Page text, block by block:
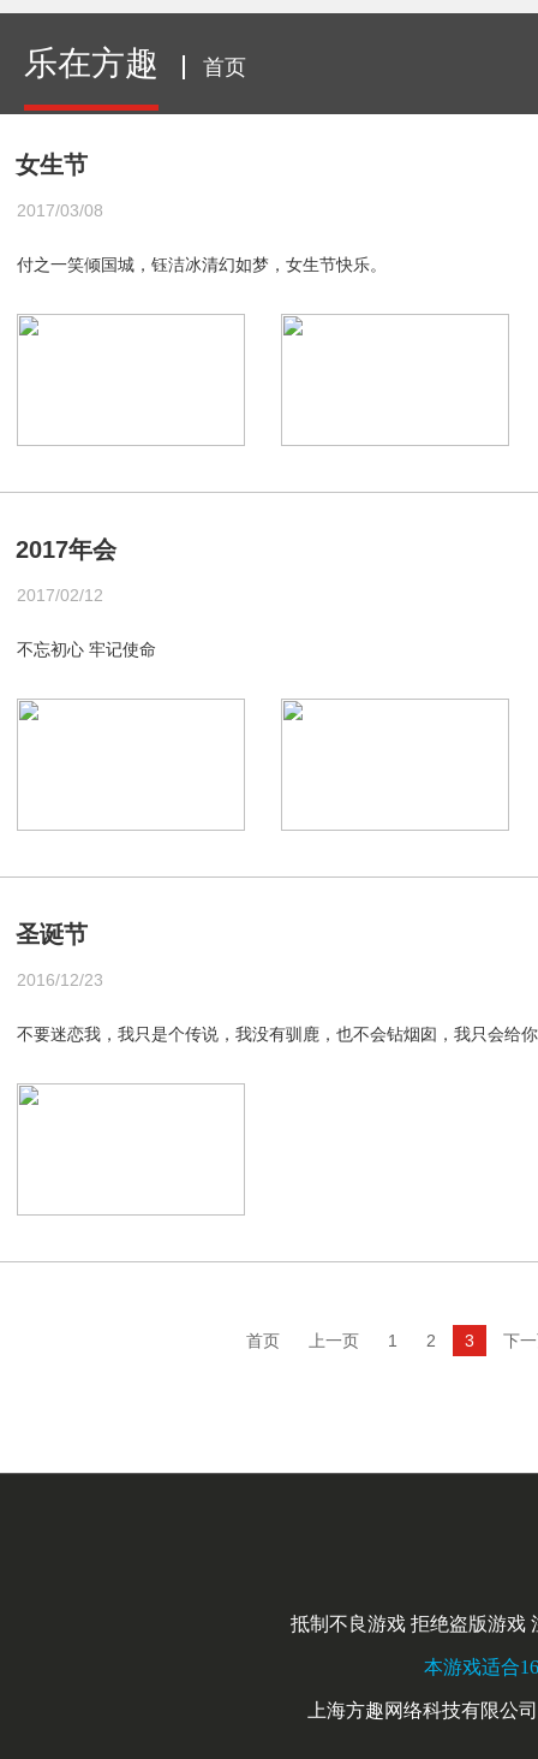
乐在方趣 首页
女生节
2017/03/08
付之一笑倾国城，钰洁冰清幻如梦，女生节快乐。
2017年会
2017/02/12
不忘初心 牢记使命
圣诞节
2016/12/23
不要迷恋我，我只是个传说，我没有驯鹿，也不会钻烟囱，我只会给
首页 上一页 1 2 3 下
抵制不良游戏 拒绝盗版游戏
本游戏适合
上海方趣网络科技有限公